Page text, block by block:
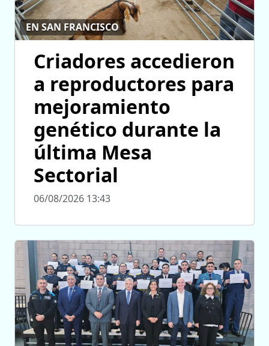
EN SAN FRANCISCO
Criadores accedieron
a reproductores para
mejoramiento
genético durante la
última Mesa
Sectorial
06/08/2026 13:43